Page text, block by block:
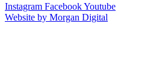
Instagram FacebookYoutube
Website by Morgan Digital